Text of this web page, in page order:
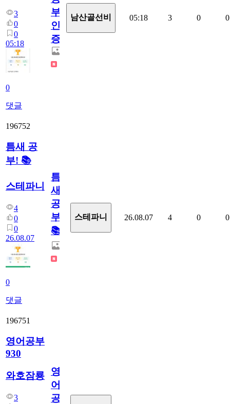
3
0
0
05:18
0
댓글
부
인
증
남산골선비 05:18 3 0 0
196752
틈새 공
부! 📚
스테파니
4
0
0
26.08.07
0
댓글
틈
새
공
부!
📚
스테파니 26.08.07 4 0 0
196751
영어공부
930
와호잠룡
3
영
어
공